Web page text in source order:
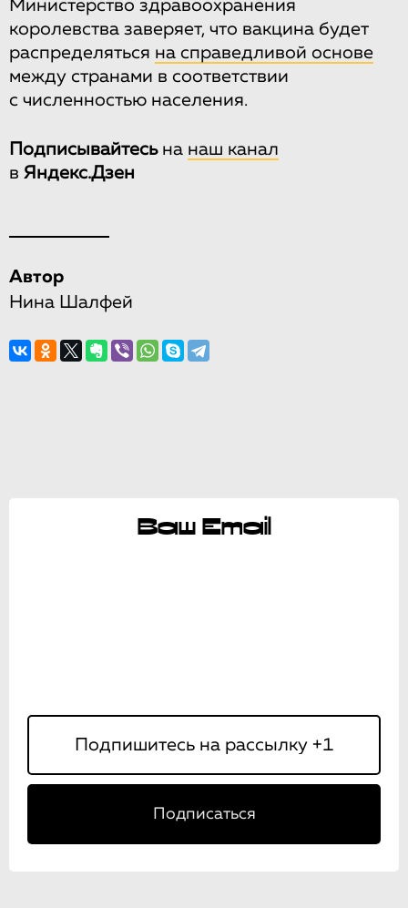
Министерство здравоохранения
королевства заверяет, что вакцина будет
распределяться на справедливой основе
между странами в соответствии
с численностью населения.
Подписывайтесьна наш канал
в Яндекс.Дзен
Автор
Нина Шалфей
Ваш Email
Подписаться